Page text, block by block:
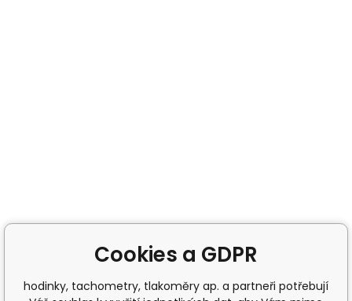
Cookies a GDPR
hodinky, tachometry, tlakoměry ap. a partneři potřebují